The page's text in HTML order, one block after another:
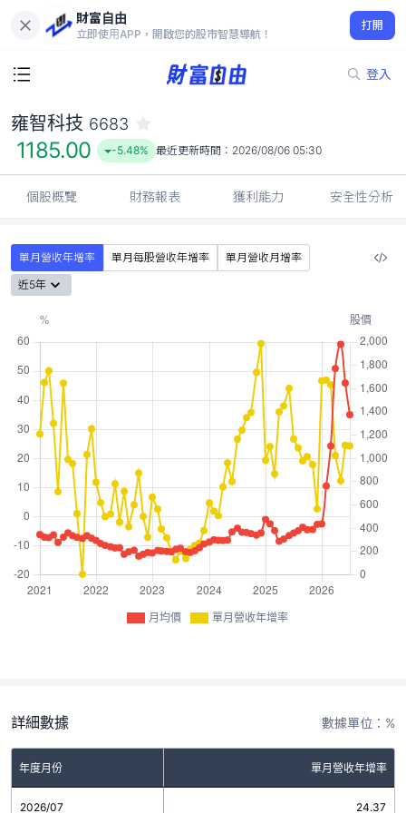
財富自由
立即使用APP，開啟您的股市智慧導航！
打開
登入
1185.00
-5.48%
雍智科技 6683
1185.00 -5.48% 最近更新時間： 2026/08/06 05:30
個股概覽 財務報表 獲利能力 安全性分析
單月營收年增率 單月每股營收年增率
單月營收月增率
近5年
月均價 單月營收年增率
詳細數據 數據單位：%
年度月份 單月營收年增率
2026/07 24.37